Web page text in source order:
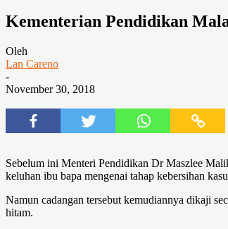
Kementerian Pendidikan
Oleh
Lan Careno
-
November 30, 2018
Sebelum ini Menteri Pendidikan Dr Maszlee
keluhan ibu bapa mengenai tahap kebersihan
Namun cadangan tersebut kemudiannya dikaji
hitam.